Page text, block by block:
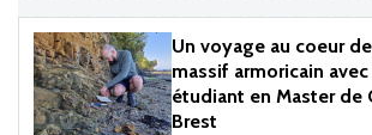
Un voyage au coeur
massif armoricain
étudiant en Master de
Brest